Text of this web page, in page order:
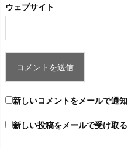
ウェブサイト
新しいコメントをメールで通知
新しい投稿をメールで受け取る